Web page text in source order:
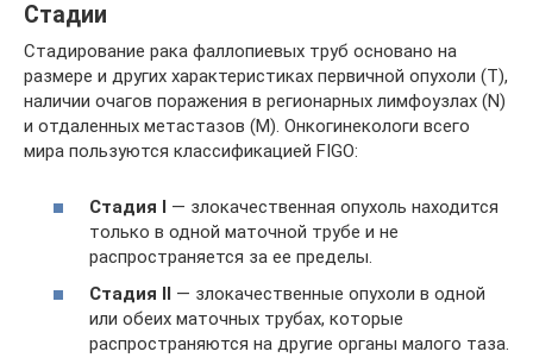
Стадии
Стадирование рака фаллопиевых труб основано на
размере и других характеристиках первичной опухоли (T),
наличии очагов поражения в регионарных лимфоузлах (N)
и отдаленных метастазов (M). Онкогинекологи всего
мира пользуются классификацией FIGO:
Стадия I — злокачественная опухоль находится
только в одной маточной трубе и не
распространяется за ее пределы.
Стадия II — злокачественные опухоли в одной
или обеих маточных трубах, которые
распространяются на другие органы малого таза.